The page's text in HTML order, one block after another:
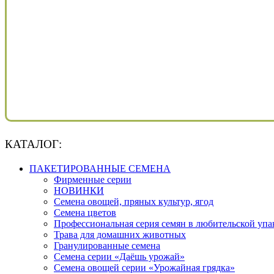
КАТАЛОГ:
ПАКЕТИРОВАННЫЕ СЕМЕНА
Фирменные серии
НОВИНКИ
Семена овощей, пряных культур, ягод
Семена цветов
Профессиональная серия семян в любительской
Трава для домашних животных
Гранулированные семена
Семена серии «Даёшь урожай»
Семена овощей серии «Урожайная грядка»